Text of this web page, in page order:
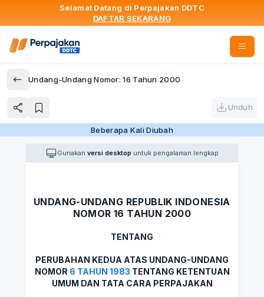
Selamat Datang di Perpajakan DDTC
DAFTAR SEKARANG
Undang-Undang Nomor: 16 Tahun 2000
Unduh
Beberapa Kali Diubah
Gunakan versi desktop untuk pengalaman lengkap
UNDANG-UNDANG REPUBLIK INDONESIA
NOMOR 16 TAHUN 2000
TENTANG
PERUBAHAN KEDUA ATAS UNDANG-UNDANG
NOMOR 6 TAHUN 1983 TENTANG KETENTUAN
UMUM DAN TATA CARA PERPAJAKAN